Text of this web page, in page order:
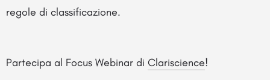
regole di classificazione.
Partecipa al Focus Webinar di Clariscience!